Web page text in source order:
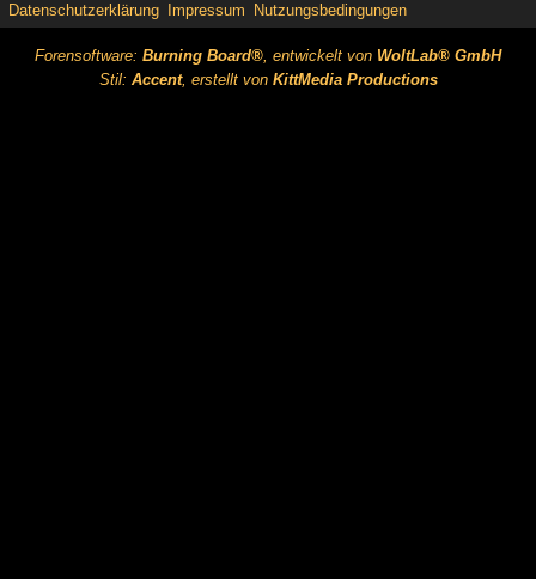
Datenschutzerklärung Impressum Nutzungsbedingungen
Forensoftware: Burning Board®, entwickelt von WoltLab® GmbH
Stil: Accent, erstellt von KittMedia Productions